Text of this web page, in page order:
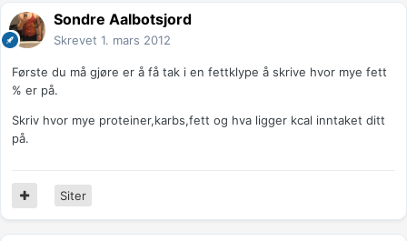
Sondre Aalbotsjord
Skrevet 1. mars 2012
Første du må gjøre er å få tak i en fettklype å skrive hvor mye fett
% er på.
Skriv hvor mye proteiner,karbs,fett og hva ligger kcal inntaket ditt
på.
Siter